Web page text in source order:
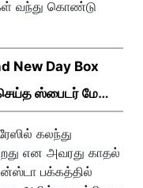
வந்து கொண்டு
New Day Box
ஸ்பைடர் மேன்
கலந்து
என அவரது காதல்
பக்கத்தில்